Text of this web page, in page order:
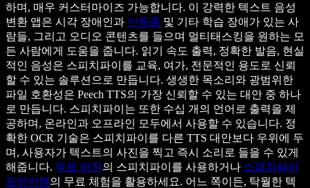
하며, 매우 커스터마이즈 가능합니다. 이 강력한 텍스트 음성
변환 앱은 시각 장애인과 난독증 및 기타 학습 장애가 있는 사
람들, 그리고 오디오 콘텐츠를 들으며 멀티태스킹을 원하는 모
든 사람에게 도움을 줍니다. 읽기 속도 출력, 정확한 발음, 현실
적인 음성은 스피치파이를 교육, 여가, 전문적인 용도로 신뢰
할 수 있는 솔루션으로 만듭니다. 생생한 목소리와 광범위한
파일 호환성은 Peech TTS의 가장 신뢰할 수 있는 대안 중 하나
로 만듭니다. 스피치파이는 또한 수십 개의 언어로 출력을 제
공하며, 온라인과 오프라인 모두에서 사용할 수 있습니다. 정
확한 OCR 기술은 스피치파이를 다른 TTS 대안보다 우위에 두
며, 사용자가 텍스트의 사진을 찍고 즉시 소리로 들을 수 있게
해줍니다. 무료 버전 의 스피치파이를 사용하거나 스피치파이
프리미엄의 무료 체험을 활용하세요. 어느 쪽이든, 탁월한 텍